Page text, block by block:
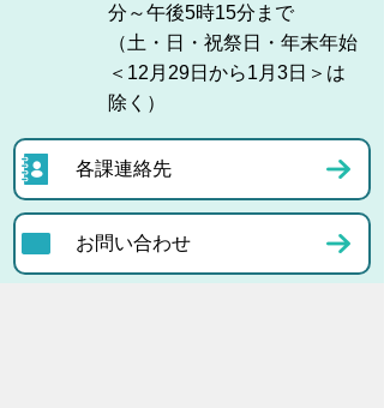
分～午後5時15分まで
（土・日・祝祭日・年末年始
＜12月29日から1月3日＞は
除く）
各課連絡先
お問い合わせ